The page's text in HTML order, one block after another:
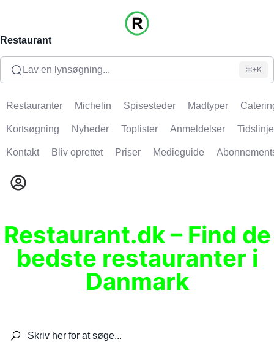
Restaurant
Lav en lynsøgning... ⌘+K
Restauranter Michelin Spisesteder Madtyper
Kortsøgning Nyheder Toplister Anmeldelser Tidslinje
Kontakt Bliv oprettet Priser Medieguide
Restaurant.dk – Find de
bedste restauranter i
Danmark